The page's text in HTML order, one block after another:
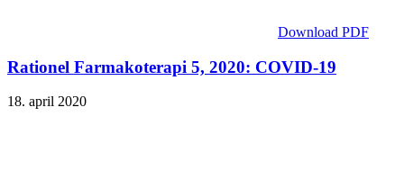
Download PDF
Rationel Farmakoterapi 5, 2020: COVID-19
18. april 2020